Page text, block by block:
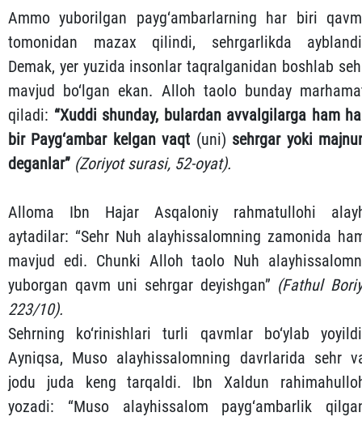
Ammo yuborilgan payg‘ambarlarning har biri
tomonidan mazax qilindi, sehrgarlikda
Demak, yer yuzida insonlar taqralganidan boshlab
mavjud bo‘lgan ekan. Alloh taolo bunday
qiladi: “Xuddi shunday, bulardan avvalgilarga ham
bir Payg‘ambar kelgan vaqt (uni) sehrgar yoki
deganlar” (Zoriyot surasi, 52-oyat).
Alloma Ibn Hajar Asqaloniy rahmatullohi
aytadilar: “Sehr Nuh alayhissalomning zamonida
mavjud edi. Chunki Alloh taolo Nuh
yuborgan qavm uni sehrgar deyishgan” (Fathul
223/10).
Sehrning ko‘rinishlari turli qavmlar bo‘ylab
Ayniqsa, Muso alayhissalomning davrlarida sehr
jodu juda keng tarqaldi. Ibn Xaldun
yozadi: “Muso alayhissalom payg‘ambarlik